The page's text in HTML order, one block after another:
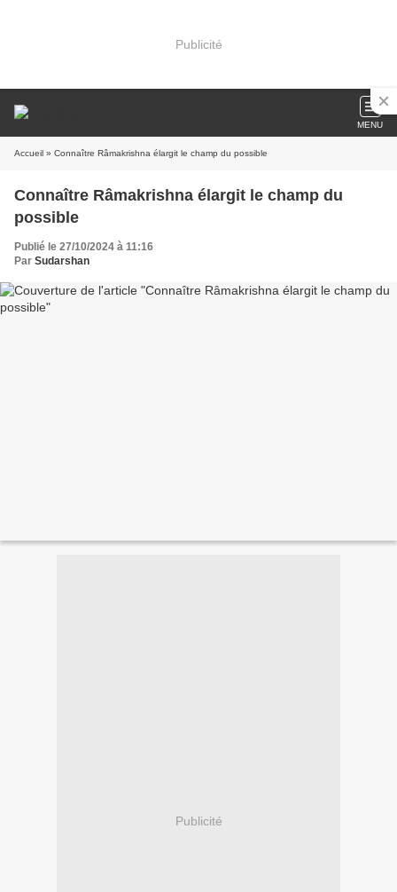
Publicité
MENU
Accueil » Connaître Râmakrishna élargit le champ du possible
Connaître Râmakrishna élargit le champ du
possible
Publié le 27/10/2024 à 11:16
Par Sudarshan
Publicité